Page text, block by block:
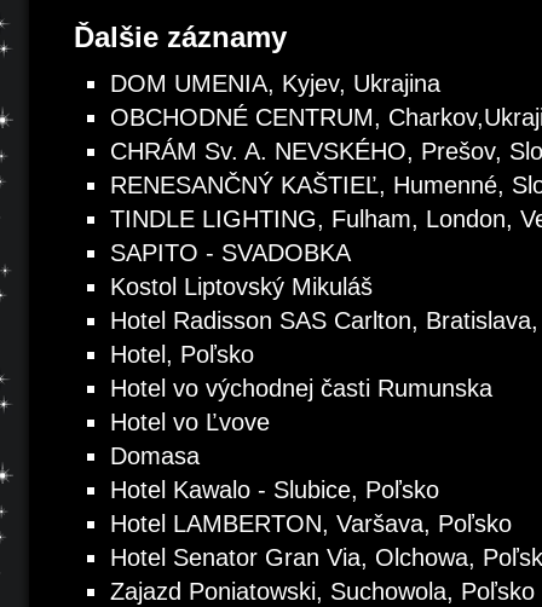
Ďalšie záznamy
DOM UMENIA, Kyjev, Ukrajina
OBCHODNÉ CENTRUM,
CHRÁM Sv. A. NEVSKÉHO, Prešov,
RENESANČNÝ KAŠTIEĽ, Humenné,
TINDLE LIGHTING, Fulham, London,
SAPITO - SVADOBKA
Kostol Liptovský Mikuláš
Hotel Radisson SAS Carlton,
Hotel, Poľsko
Hotel vo východnej časti Rumunska
Hotel vo Ľvove
Domasa
Hotel Kawalo - Slubice, Poľsko
Hotel LAMBERTON, Varšava, Poľsko
Hotel Senator Gran Via, Olchowa,
Zajazd Poniatowski, Suchowola, Poľsko